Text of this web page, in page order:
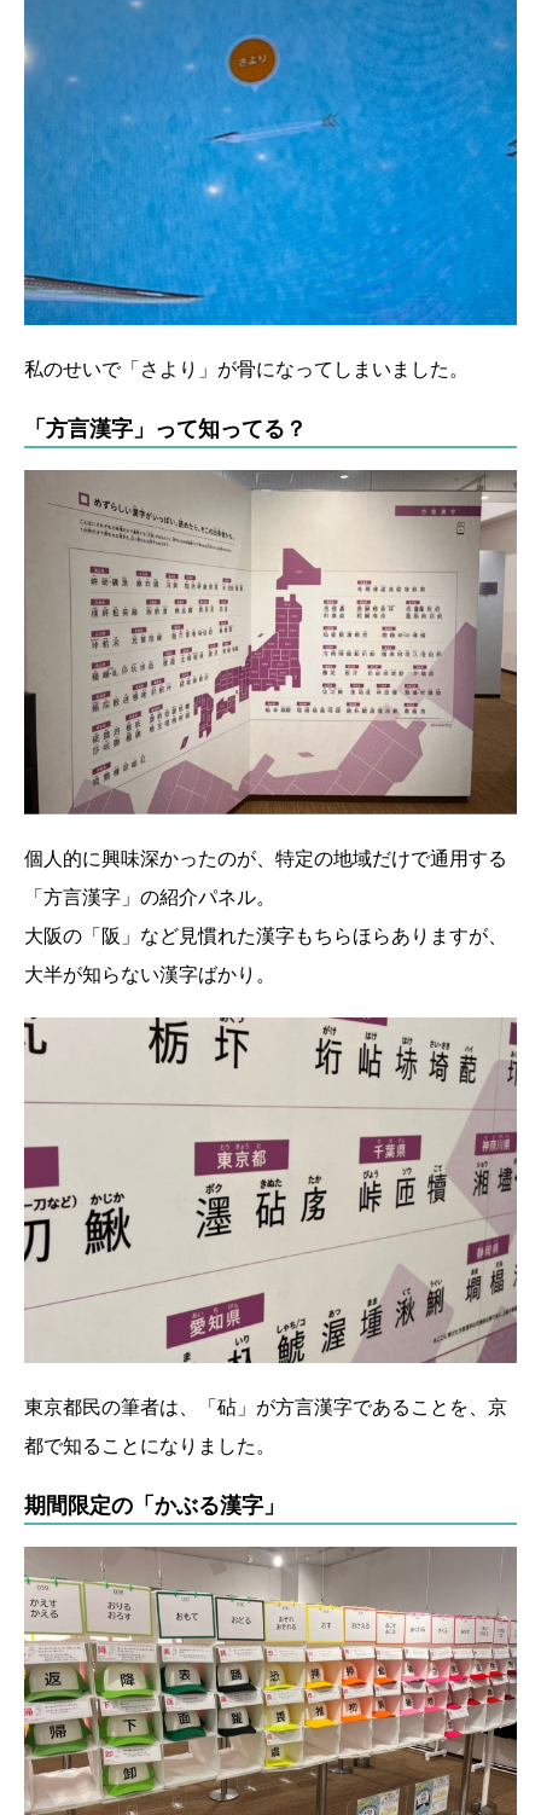
私のせいで「さより」が骨になってしまいました。
「方言漢字」って知ってる？
個人的に興味深かったのが、特定の地域だけで通用する
「方言漢字」の紹介パネル。
大阪の「阪」など見慣れた漢字もちらほらありますが、
大半が知らない漢字ばかり。
東京都民の筆者は、「砧」が方言漢字であることを、京
都で知ることになりました。
期間限定の「かぶる漢字」